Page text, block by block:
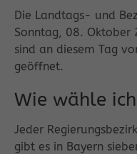
Die Landtags- und
Sonntag, 08.
sind an diesem Tag
geöffnet.
Wie wähle
Jeder
gibt es in Bayern